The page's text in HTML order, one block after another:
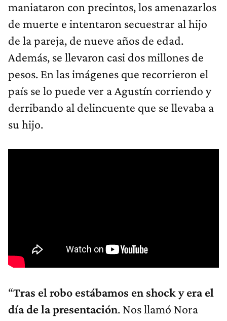
maniataron con precintos, los amenazarlos
de muerte e intentaron secuestrar al hijo
de la pareja, de nueve años de edad.
Además, se llevaron casi dos millones de
pesos. En las imágenes que recorrieron el
país se lo puede ver a Agustín corriendo y
derribando al delincuente que se llevaba a
su hijo.
“Tras el robo estábamos en shock y era el
día de la presentación. Nos llamó Nora